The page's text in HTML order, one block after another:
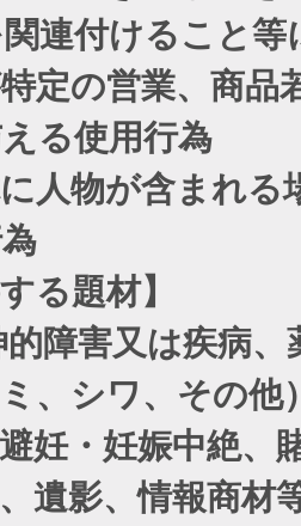
連付けること
定の営業、商
る使用行為
物が含まれる
る題材】
障害又は疾病、
、シワ、その他
妊・妊娠中絶、
遺影、情報商材